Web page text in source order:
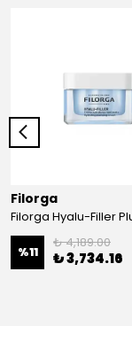
Filorga
%11
₺ 4,189.00
₺ 3,734.16